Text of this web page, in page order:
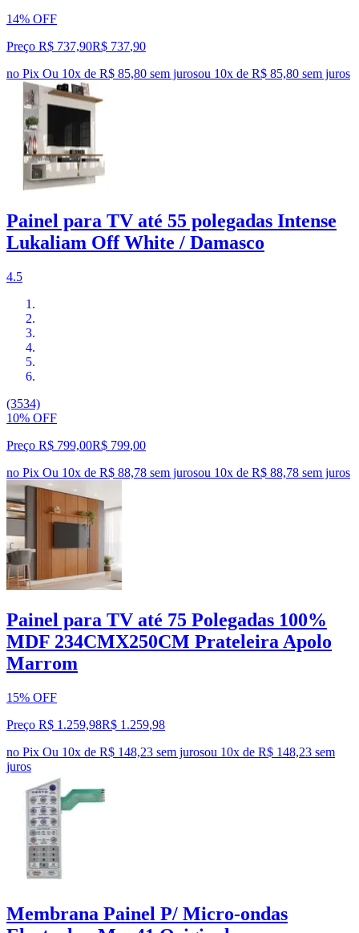
14% OFF
Preço R$ 737,90R$ 737,90
no Pix Ou 10x de R$ 85,80 sem jurosou 10x de R$ 85,80 sem juros
Painel para TV até 55 polegadas Intense
Lukaliam Off White / Damasco
4.5
(3534)
10% OFF
Preço R$ 799,00R$ 799,00
no Pix Ou 10x de R$ 88,78 sem jurosou 10x de R$ 88,78 sem juros
Painel para TV até 75 Polegadas 100%
MDF 234CMX250CM Prateleira Apolo
Marrom
15% OFF
Preço R$ 1.259,98R$ 1.259,98
no Pix Ou 10x de R$ 148,23 sem jurosou 10x de R$ 148,23 sem
juros
Membrana Painel P/ Micro-ondas